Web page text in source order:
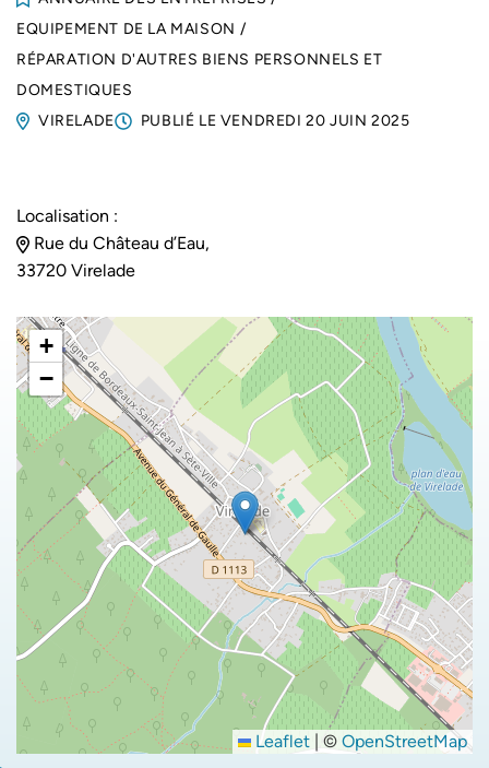
EQUIPEMENT DE LA MAISON /
RÉPARATION D'AUTRES BIENS PERSONNELS ET
DOMESTIQUES
VIRELADE
PUBLIÉ LE VENDREDI 20 JUIN 2025
Localisation :
Rue du Château d’Eau,
33720 Virelade
+
−
Leaflet | © OpenStreetMap